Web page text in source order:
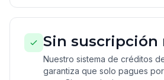
Sin suscripción
Nuestro sistema de créditos
garantiza que solo pagues